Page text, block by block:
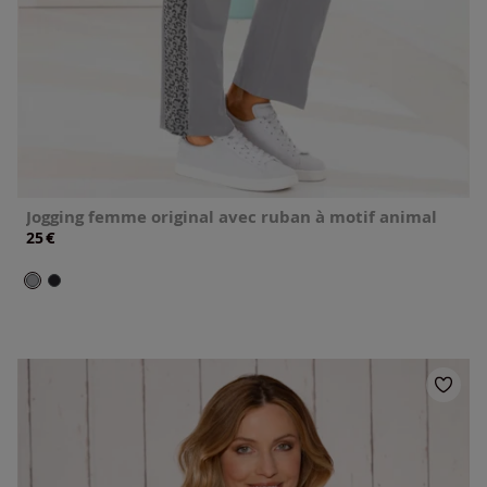
Jogging femme original avec ruban à motif animal
25€